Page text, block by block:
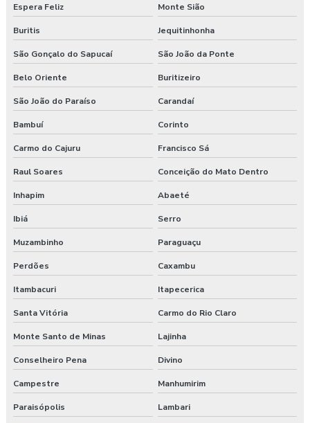
Espera Feliz Monte Sião
Buritis Jequitinhonha
São Gonçalo do Sapucaí São João da Ponte
Belo Oriente Buritizeiro
São João do Paraíso Carandaí
Bambuí Corinto
Carmo do Cajuru Francisco Sá
Raul Soares Conceição do Mato Dentro
Inhapim Abaeté
Ibiá Serro
Muzambinho Paraguaçu
Perdões Caxambu
Itambacuri Itapecerica
Santa Vitória Carmo do Rio Claro
Monte Santo de Minas Lajinha
Conselheiro Pena Divino
Campestre Manhumirim
Paraisópolis Lambari